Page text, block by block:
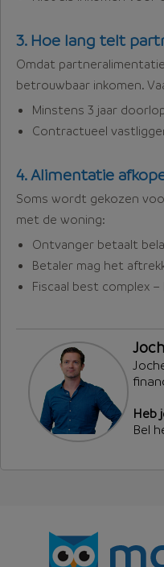
3. Hoe lang telt
Omdat
betrouwbaar inkomen.
Minstens 3 jaar
Contractueel
4. Alimentatie
Soms wordt gekozen
met de woning:
Ontvanger betaalt
Betaler mag het
Fiscaal best complex
Heb
Bel